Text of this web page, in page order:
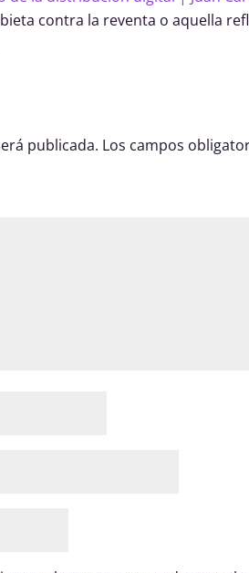
contra la reventa o aquella
publicada. Los campos